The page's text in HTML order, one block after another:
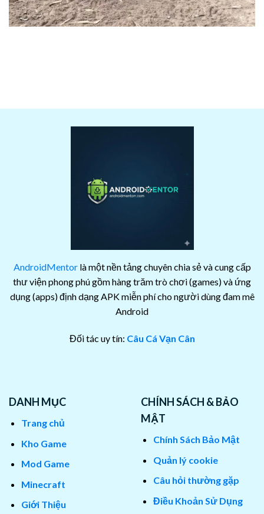
AndroidMentorlà một nền tảng chuyên chia sẻ và cung cấp
thư viện phong phú gồm hàng trăm trò chơi (games) và ứng
dụng (apps) định dạng APK miễn phí cho người dùng đam mê
Android
Đối tác uy tín: Câu Cá Vạn Cân
DANH MỤC
Trang chủ
Kho Game
Mod Game
Minecraft
Giới Thiệu
CHÍNH SÁCH & BẢO
MẬT
Chính Sách Bảo Mật
Quản lý cookie
Câu hỏi thường gặp
Điều Khoản Sử Dụng